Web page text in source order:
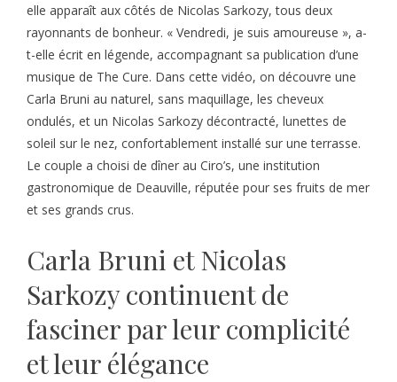
elle apparaît aux côtés de Nicolas Sarkozy, tous deux
rayonnants de bonheur. « Vendredi, je suis amoureuse », a-
t-elle écrit en légende, accompagnant sa publication d’une
musique de The Cure. Dans cette vidéo, on découvre une
Carla Bruni au naturel, sans maquillage, les cheveux
ondulés, et un Nicolas Sarkozy décontracté, lunettes de
soleil sur le nez, confortablement installé sur une terrasse.
Le couple a choisi de dîner au Ciro’s, une institution
gastronomique de Deauville, réputée pour ses fruits de mer
et ses grands crus.
Carla Bruni et Nicolas
Sarkozy continuent de
fasciner par leur complicité
et leur élégance